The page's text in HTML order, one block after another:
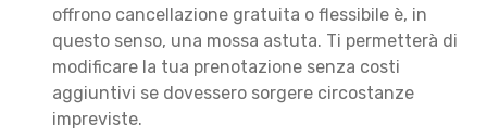
offrono cancellazione gratuita o flessibile è, in
questo senso, una mossa astuta. Ti permetterà di
modificare la tua prenotazione senza costi
aggiuntivi se dovessero sorgere circostanze
impreviste.